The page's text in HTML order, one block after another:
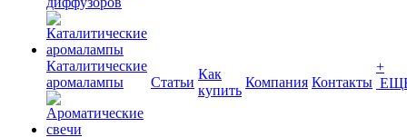
Каталитические
аромалампы
Статьи
Как
купить
Компания Контакты
+